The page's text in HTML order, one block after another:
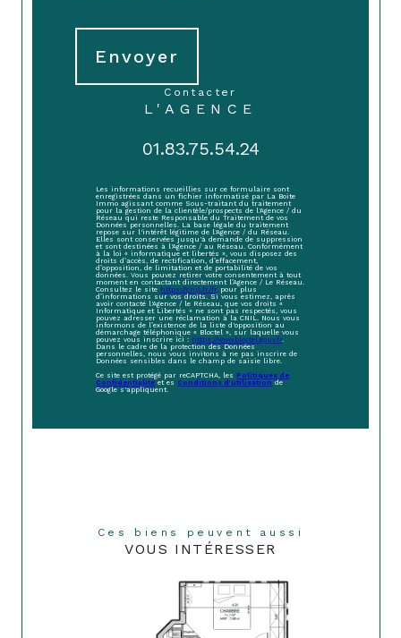
Envoyer
contacter
L'AGENCE
01.83.75.54.24
Les informations recueillies sur ce formulaire sont
enregistrées dans un fichier informatisé par La Boite
Immo agissant comme Sous-traitant du traitement
pour la gestion de la clientèle/prospects de l'Agence / du
Réseau qui reste Responsable du Traitement de vos
Données personnelles. La base légale du traitement
repose sur l'intérêt légitime de l'Agence / du Réseau.
Elles sont conservées jusqu'à demande de suppression
et sont destinées à l'Agence / au Réseau. Conformément
à la loi « informatique et libertés », vous disposez des
droits d’accès, de rectification, d’effacement,
d’opposition, de limitation et de portabilité de vos
données. Vous pouvez retirer votre consentement à tout
moment en contactant directement l’Agence / Le Réseau.
Consultez le site https://cnil.fr/fr pour plus
d’informations sur vos droits. Si vous estimez, après
avoir contacté l'Agence / le Réseau, que vos droits «
Informatique et Libertés » ne sont pas respectés, vous
pouvez adresser une réclamation à la CNIL. Nous vous
informons de l’existence de la liste d'opposition au
démarchage téléphonique « Bloctel », sur laquelle vous
pouvez vous inscrire ici : https://www.bloctel.gouv.fr.
Dans le cadre de la protection des Données
personnelles, nous vous invitons à ne pas inscrire de
Données sensibles dans le champ de saisie libre.
Ce site est protégé par reCAPTCHA, lesPolitiques de
Confidentialitéet esConditions d'utilisationde
Google s'appliquent.
Ces biens peuvent aussi
VOUS INTÉRESSER